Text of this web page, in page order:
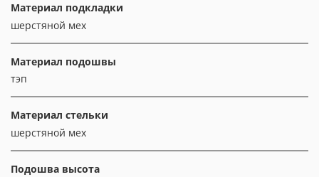
Материал подкладки
шерстяной мех
Материал подошвы
тэп
Материал стельки
шерстяной мех
Подошва высота